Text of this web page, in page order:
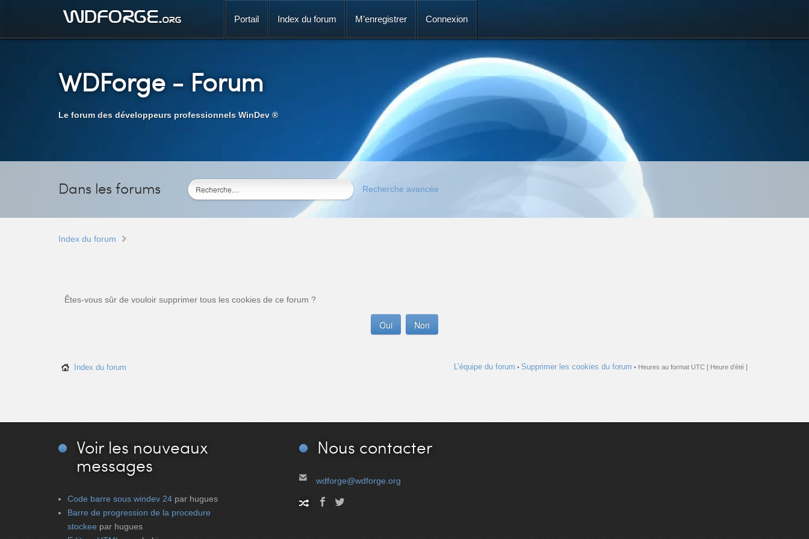
Portail Index du forum M’enregistrer Connexion
WDForge- Forum
Le forum des développeurs professionnels WinDev ®
Dans les forums Recherche avancée
Index du forum
Êtes-vous sûr de vouloir supprimer tous les cookies de ce forum ?
Index du forum L’équipe du forum • Supprimer les cookies du forum • Heures au format UTC [ Heure d’été ]
Voir les nouveaux
messages
Code barre sous windev 24 par hugues
Barre de progression de la procedure
stockee par hugues
Nous contacter
wdforge@wdforge.org